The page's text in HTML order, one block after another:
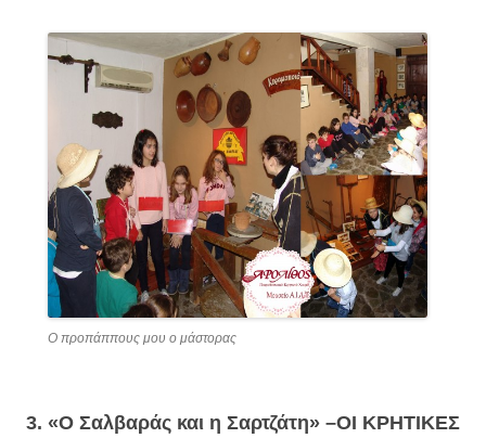
Ο προπάππους μου ο μάστορας
3. «Ο Σαλβαράς και η Σαρτζάτη» –ΟΙ ΚΡΗΤΙΚΕΣ